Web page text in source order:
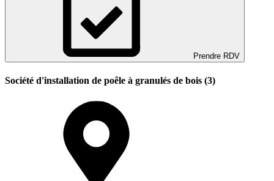
Prendre RDV
Société d'installation de poêle à granulés de bois (3)